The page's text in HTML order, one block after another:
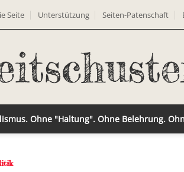
Seite Unterstützung Seiten-Patenschaft
Ohne "Haltung". Ohne Belehrung.